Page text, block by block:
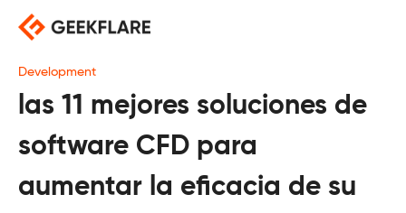
Saltar
contenido
Development
las 11 mejores soluciones de
software CFD para
aumentar la eficacia de su